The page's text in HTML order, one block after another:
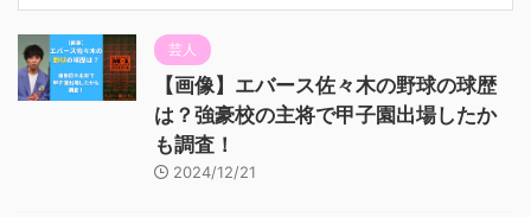
芸人
【画像】エバース佐々木の野球の球歴
は？強豪校の主将で甲子園出場したか
も調査！
2024/12/21